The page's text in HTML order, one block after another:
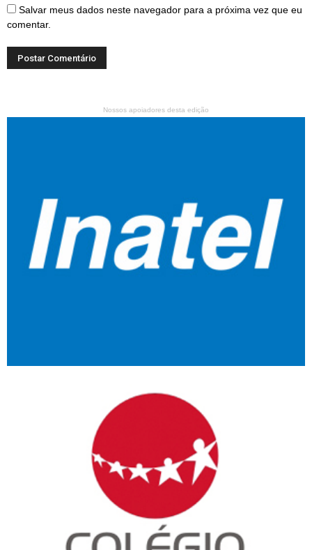
Salvar meus dados neste navegador para a próxima vez que eu
comentar.
Nossos apoiadores desta edição